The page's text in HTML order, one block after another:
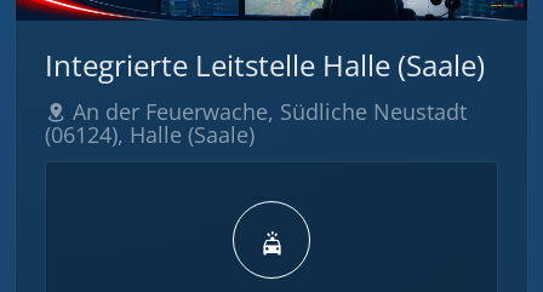
Integrierte Leitstelle Halle (Saale)
An der Feuerwache, Südliche Neustadt
(06124), Halle (Saale)